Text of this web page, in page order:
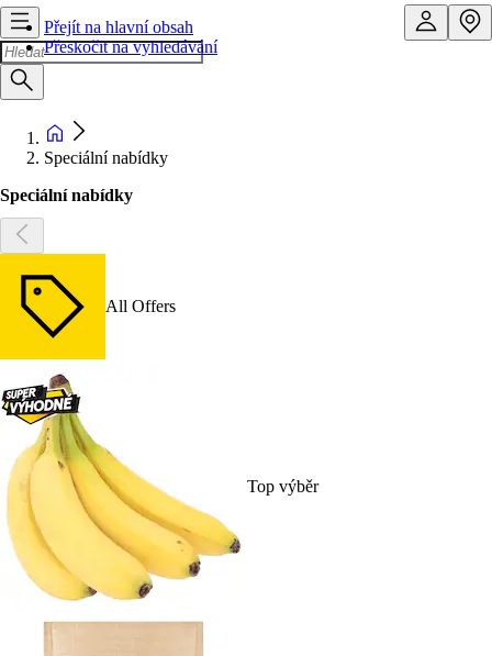
Přejít na hlavní obsah
Přeskočit na vyhledávání
Speciální nabídky
Speciální nabídky
All Offers
Top výběr